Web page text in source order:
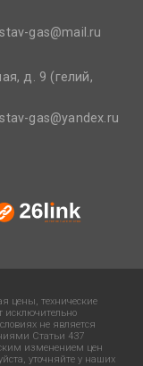
gas@mail.ru​
д. 9 (гелий,
gas@yandex.ru​
цены, технические
исключительно
не является
Статьи 437
изменением цен
уточняйте у наших